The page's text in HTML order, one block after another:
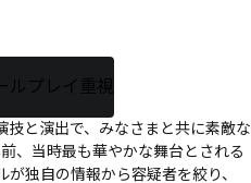
ルプレイ重視
と演出で、みなさまと共に素敵な
、当時最も華やかな舞台とされる
独自の情報から容疑者を絞り、